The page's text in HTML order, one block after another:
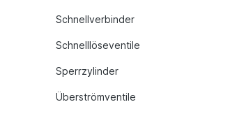
Schnellverbinder
Schnelllöseventile
Sperrzylinder
Überströmventile